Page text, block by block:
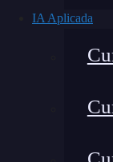
IA Aplicada